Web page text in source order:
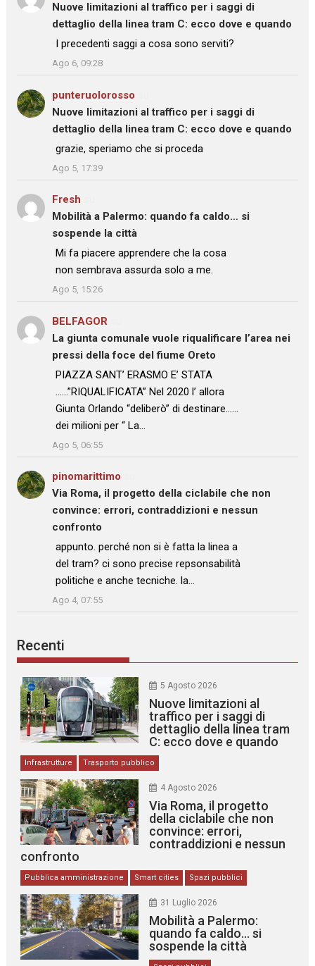
Nuove limitazioni al traffico per i saggi di
dettaglio della linea tram C: ecco dove e quando
: “I precedenti saggi a cosa sono serviti?
Ago 6, 09:28
punteruolorosso
Nuove limitazioni al traffico per i saggi di
dettaglio della linea tram C: ecco dove e quando
: “
grazie, speriamo che si proceda
”
Ago 5, 17:39
Fresh
Mobilità a Palermo: quando fa caldo… si
sospende la città
: “
Mi fa piacere apprendere che la cosa
non sembrava assurda solo a me.
”
Ago 5, 15:26
BELFAGOR
La giunta comunale vuole riqualificare l’area nei
pressi della foce del fiume Oreto
: “
PIAZZA SANT’ ERASMO E’ STATA
……”RIQUALIFICATA” Nel 2020 l’ allora
Giunta Orlando “deliberò” di destinare……
dei milioni per “ La…
”
Ago 5, 06:55
pinomarittimo
Via Roma, il progetto della ciclabile che non
convince: errori, contraddizioni e nessun
confronto
: “
appunto. perché non si è fatta la linea a
del tram? ci sono precise repsonsabilità
politiche e anche tecniche. la…
”
Ago 4, 07:55
Recenti
5 Agosto 2026
Nuove limitazioni al
traffico per i saggi di
dettaglio della linea tram
C: ecco dove e quando
Infrastrutture Trasporto pubblico
4 Agosto 2026
Via Roma, il progetto
della ciclabile che non
convince: errori,
contraddizioni e nessun
confronto
Pubblica amministrazione Smart cities Spazi pubblici
31 Luglio 2026
Mobilità a Palermo:
quando fa caldo… si
sospende la città